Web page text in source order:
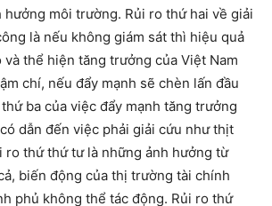
hưởng môi trường. Rủi ro thứ hai về giải
là nếu không giám sát thì hiệu quả
và thể hiện tăng trưởng của Việt Nam
chí, nếu đẩy mạnh sẽ chèn lấn đầu
ba của việc đẩy mạnh tăng trưởng
dẫn đến việc phải giải cứu như thịt
ro thứ thứ tư là những ảnh hưởng từ
biến động của thị trường tài chính
phủ không thể tác động. Rủi ro thứ